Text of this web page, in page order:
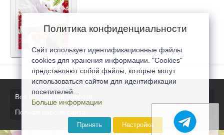
Все последние новости
Полная версия сайта
Политика конфиденциальности
Сайт использует идентификационные файлы
cookies для хранения информации. "Cookies"
представляют собой файлы, которые могут
использоваться сайтом для идентификации
посетителей...
Больше информации
Принять Настройка